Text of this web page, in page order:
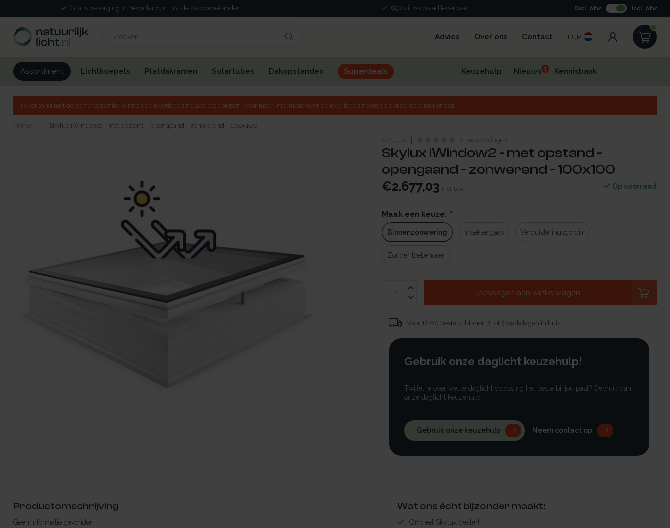
Gratis bezorging in Nederland, m.u.v. de Waddeneilanden 99% uit voorraad leverbaar Excl. btw Incl. btw
Advies Over ons Contact EUR
Assortiment Lichtkoepels Platdakramen Solartubes Dakopstanden Superdeals Keuzehulp Nieuws1 Kennisbank
In verband met de zomervakantie kunnen de levertijden helaas iets oplopen. Voor meer informatie over de levertijden neem gerust contact met ons op.
Home Skylux iWindow2 - met opstand - opengaand - zonwerend - 100x100
SKYLUX 0 beoordelingen
Skylux iWindow2 - met opstand -
opengaand - zonwerend - 100x100
€2.677,03 Incl. btw Op voorraad
Maak een keuze: *
Binnenzonwering Insektengaas Verduisteringsgordijn
Zonder toebehoren
Toevoegen aan winkelwagen
Voor 12:00 besteld, binnen 3 tot 5 werkdagen in huis!
Gebruik onze daglicht keuzehulp!
Twijfel je over welke daglicht oplossing het beste bij jou past? Gebruik dan
onze daglicht keuzehulp!
Gebruik onze keuzehulp Neem contact op
Productomschrijving
Geen informatie gevonden
Wat ons écht bijzonder maakt:
Officieel Skylux dealer!